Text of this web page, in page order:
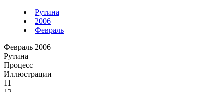
Рутина
2006
Февраль
Февраль 2006
Рутина
Процесс
Иллюстрации
11